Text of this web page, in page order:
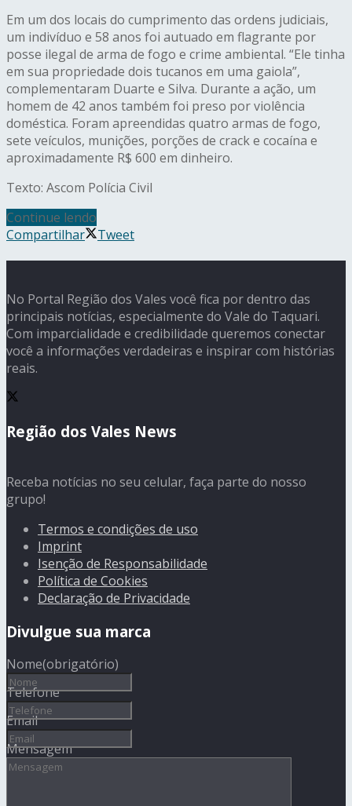
Em um dos locais do cumprimento das ordens judiciais,
um indivíduo e 58 anos foi autuado em flagrante por
posse ilegal de arma de fogo e crime ambiental. “Ele tinha
em sua propriedade dois tucanos em uma gaiola”,
complementaram Duarte e Silva. Durante a ação, um
homem de 42 anos também foi preso por violência
doméstica. Foram apreendidas quatro armas de fogo,
sete veículos, munições, porções de crack e cocaína e
aproximadamente R$ 600 em dinheiro.
Texto: Ascom Polícia Civil
Continue lendo
Compartilhar
Tweet
No Portal Região dos Vales você fica por dentro das
principais notícias, especialmente do Vale do Taquari.
Com imparcialidade e credibilidade queremos conectar
você a informações verdadeiras e inspirar com histórias
reais.
Região dos Vales News
Receba notícias no seu celular, faça parte do nosso
grupo!
Termos e condições de uso
Imprint
Isenção de Responsabilidade
Política de Cookies
Declaração de Privacidade
Divulgue sua marca
Nome(obrigatório)
Telefone
Email
Mensagem